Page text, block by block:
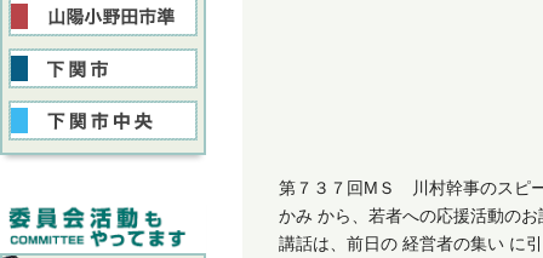
第７３７回MＳ 川村幹事のスピ
かみ から、若者への応援活動の
講話は、前日の 経営者の集い に